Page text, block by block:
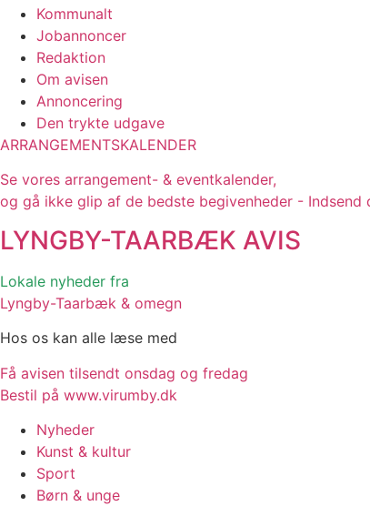
Kommunalt
Jobannoncer
Redaktion
Om avisen
Annoncering
Den trykte udgave
ARRANGEMENTSKALENDER
Se vores arrangement- & eventkalender,
og gå ikke glip af de bedste begivenheder - Indsend
LYNGBY-TAARBÆK AVIS
Lokale nyheder fra
Lyngby-Taarbæk & omegn
Hos os kan alle læse med
Få avisen tilsendt onsdag og fredag
Bestil på www.virumby.dk
Nyheder
Kunst & kultur
Sport
Børn & unge